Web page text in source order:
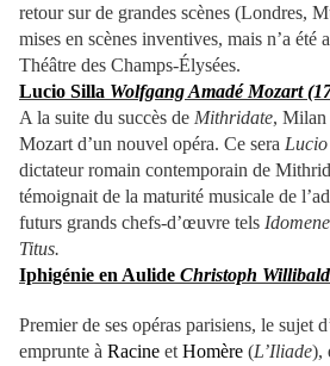
retour sur de grandes scènes (Londres,
mises en scènes inventives, mais n’a été
Théâtre des Champs-Élysées.
Lucio Silla Wolfgang Amadé Mozart
A la suite du succès de Mithridate, Milan
Mozart d’un nouvel opéra. Ce sera
dictateur romain contemporain de
témoignait de la maturité musicale de
futurs grands chefs-d’œuvre tels
Titus.
Iphigénie en Aulide Christoph
Premier de ses opéras parisiens, le sujet
emprunte à Racine et Homère (L’Iliade),